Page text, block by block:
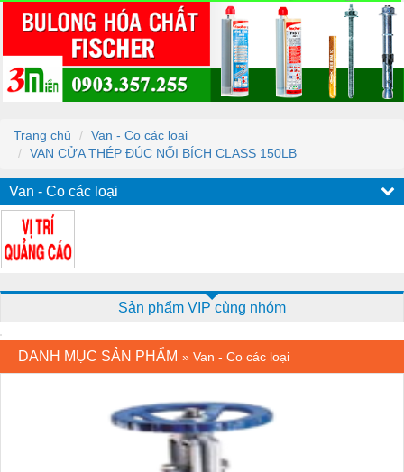
Trang chủ
Van - Co các loại
VAN CỬA THÉP ĐÚC NỐI BÍCH CLASS 150LB
Van - Co các loại
Sản phẩm VIP cùng nhóm
DANH MỤC SẢN PHẨM » Van - Co các loại